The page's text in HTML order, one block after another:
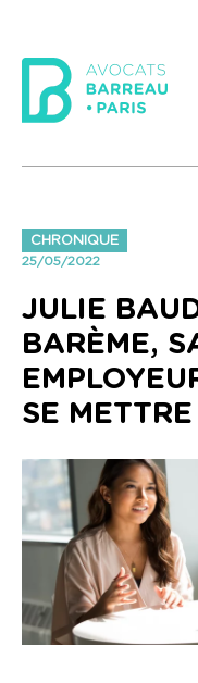
CHRONIQUE
25/05/2022
JULIE
BARÈME,
SE